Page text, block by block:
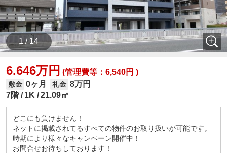
1 / 14
6.646万円 (管理費等：6,540円 )
敷金 0ヶ月 礼金 8万円
7階
1K 21.09㎡
どこにも負けません！
ネットに掲載されてるすべての物件のお取り扱いが可能です。
時期により様々なキャンペーン開催中！
お問合せお待ちしております！